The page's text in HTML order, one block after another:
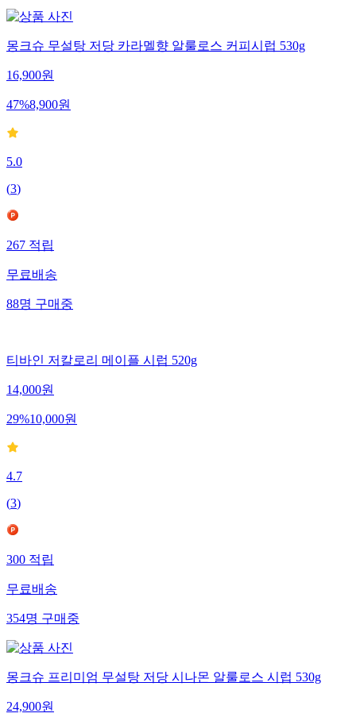
몽크슈 무설탕 저당 카라멜향 알룰로스 커피시럽 530g
16,900원
47%8,900원
5.0
(3)
267적립
무료배송
88명구매중
티바인 저칼로리 메이플 시럽 520g
14,000원
29%10,000원
4.7
(3)
300적립
무료배송
354명구매중
몽크슈 프리미엄 무설탕 저당 시나몬 알룰로스 시럽 530g
24,900원